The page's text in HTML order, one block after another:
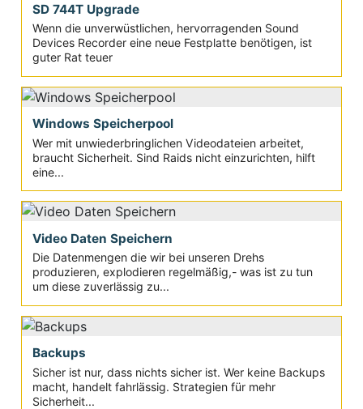
SD 744T Upgrade
Wenn die unverwüstlichen, hervorragenden Sound
Devices Recorder eine neue Festplatte benötigen, ist
guter Rat teuer
Windows Speicherpool
Wer mit unwiederbringlichen Videodateien arbeitet,
braucht Sicherheit. Sind Raids nicht einzurichten, hilft
eine...
Video Daten Speichern
Die Datenmengen die wir bei unseren Drehs
produzieren, explodieren regelmäßig,- was ist zu tun
um diese zuverlässig zu...
Backups
Sicher ist nur, dass nichts sicher ist. Wer keine Backups
macht, handelt fahrlässig. Strategien für mehr
Sicherheit...